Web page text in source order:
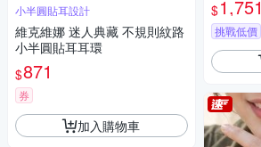
小半圓貼耳設計
維克維娜 迷人典藏 不規則紋路
小半圓貼耳耳環
$871
券
加入購物車
$1,751
挑戰低價